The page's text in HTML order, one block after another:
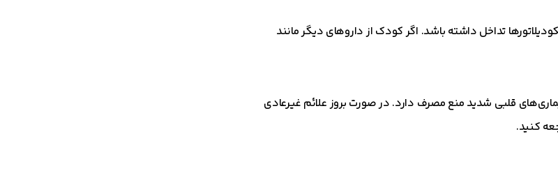
تداخل داشته باشد. اگر کودک از داروهای دیگر مانند
قلبی شدید منع مصرف دارد. در صورت بروز علائم غیرعادی
کنید.